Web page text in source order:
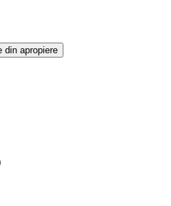
din apropiere